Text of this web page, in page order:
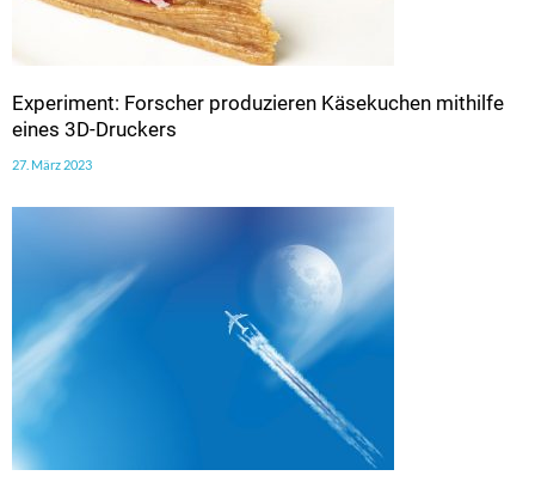
Experiment: Forscher produzieren Käsekuchen mithilfe
eines 3D-Druckers
27. März 2023